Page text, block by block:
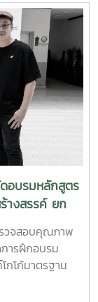
ดมสมบูรณ์ของ
หย่อม ตลอดจน
สารเคมีและ
งแวดล้อมด้าน
กอบการ การใช้
งไม้ และวัสดุ
กลับมาใช้บำรุง
เสียและส่ง
งกล่าว
ำรุงดินและเร่ง
ยและระบบ
ลดกลิ่นไม่พึง
ริเวณห้องครัว
ถังซึม ซึ่งเหมาะ
ผลิตภัณฑ์ MMO
ำบัดน้ำเสียโดย
จโรงแรม
ย่างเหมาะสมและ
ด้แก่ ความเป็น
าตัวอย่างปุ๋ย
นงานให้
กี่ยวข้องของ
เพื่อใช้ในการวิจัย
และดำเนินการ
เงื่อนไขที่กรม
ไปอย่างถูกต้อง
เนินงาน
ภาพของ
าพและมาตรฐาน
าพและ
ร่วมมือกับคณะ
ร์ พืชศาสตร์
การทดลอง
นินการร่วมกับ
ดอบรมหลักสูตร
างสรรค์ ยก
ากล
วจสอบคุณภาพ
ารฝึกอบรม
กโก้มาตรฐาน